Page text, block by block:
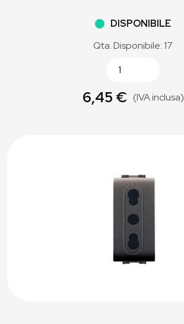
DISPONIBILE
Qta. Disponibile: 17
6,45 € (IVA inclusa)